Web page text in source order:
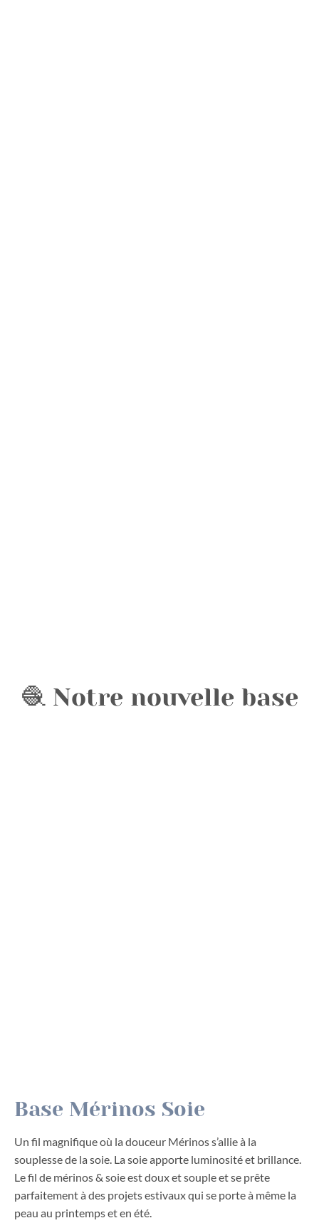
🧶 Notre nouvelle base
Base Mérinos Soie
Un fil magnifique où la douceur Mérinos s’allie à la
souplesse de la soie. La soie apporte luminosité et brillance.
Le fil de mérinos & soie est doux et souple et se prête
parfaitement à des projets estivaux qui se porte à même la
peau au printemps et en été.